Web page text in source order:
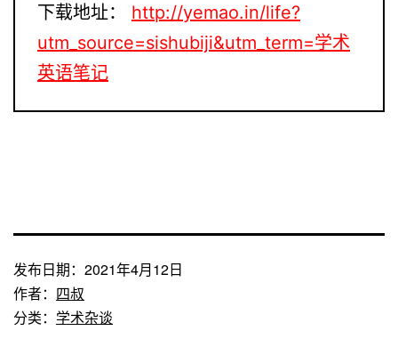
下载地址：
http://yemao.in/life?
utm_source=sishubiji&utm_term=学术
英语笔记
发布日期： 2021年4月12日
作者： 四叔
分类： 学术杂谈